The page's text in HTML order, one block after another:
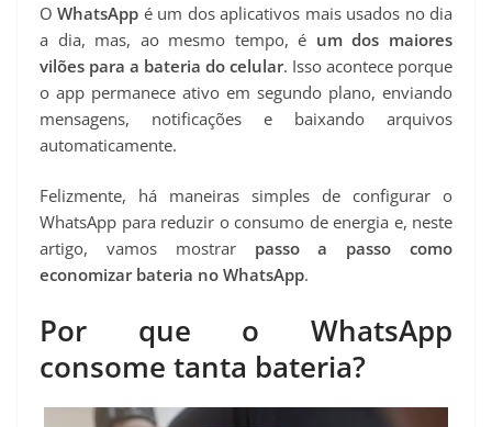
h
a
t
s
p
p
e
g
a
m
a
c
e
b
o
k
m
a
i
l
i
n
t
e
s
t
o
p
y
L
n
k
h
a
r
e
OWhatsApp é um dos aplicativos mais usados ​​no dia
a dia, mas, ao mesmo tempo, é um dos maiores
vilões para a bateria do celular. Isso acontece porque
o app permanece ativo em segundo plano, enviando
mensagens, notificações e baixando arquivos
automaticamente.
Felizmente, há maneiras simples de configurar o
WhatsApp para reduzir o consumo de energia e, neste
artigo, vamos mostrar passo a passo como
economizar bateria no WhatsApp.
Por que o WhatsApp
consome tanta bateria?